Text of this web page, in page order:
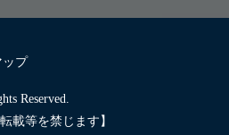
ップ
Reserved.
載等を禁じます】